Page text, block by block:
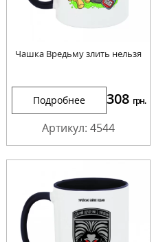
Чашка Вредьму злить нельзя
Подробнее 308 грн.
Артикул: 4544